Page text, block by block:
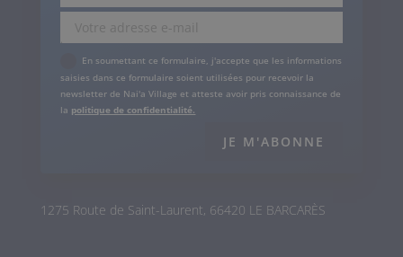
.
En soumettant ce formulaire, j'accepte que les informations
saisies dans ce formulaire soient utilisées pour recevoir la
newsletter de Nai'a Village et atteste avoir pris connaissance de
la politique de confidentialité.
JE M'ABONNE
1275 Route de Saint-Laurent, 66420 LE BARCARÈS